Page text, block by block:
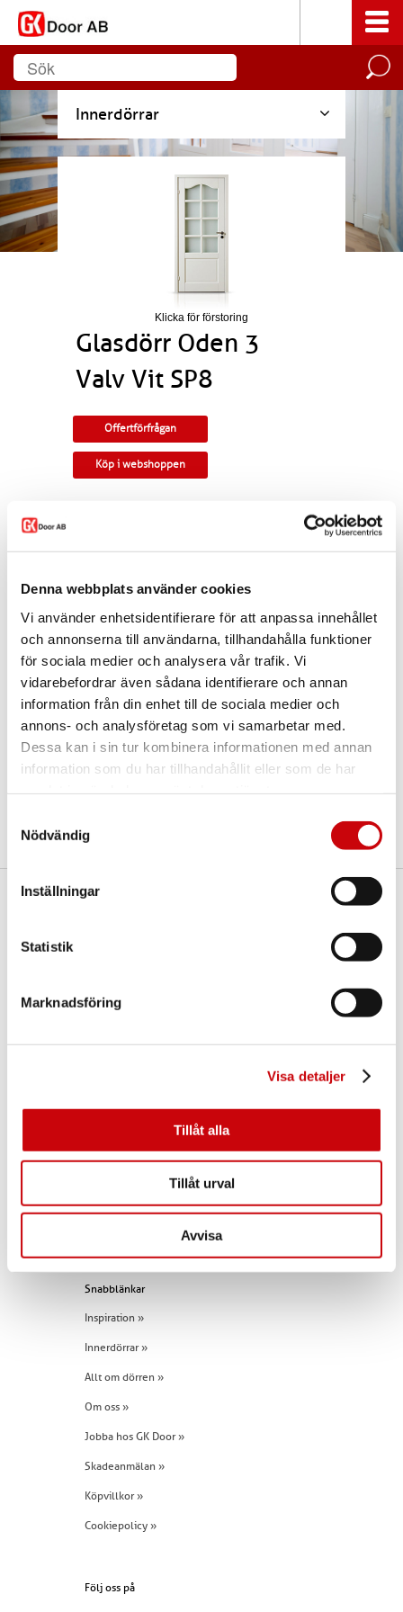
Denna webbplats använder cookies
Vi använder enhetsidentifierare för att anpassa innehållet
och annonserna till användarna, tillhandahålla funktioner
för sociala medier och analysera vår trafik. Vi
vidarebefordrar även sådana identifierare och annan
information från din enhet till de sociala medier och
annons- och analysföretag som vi samarbetar med.
Dessa kan i sin tur kombinera informationen med annan
information som du har tillhandahållit eller som de har
Nödvändig
Inställningar
Statistik
Marknadsföring
Visa detaljer
Tillåt alla
Tillåt urval
Avvisa
Innerdörrar
Klicka för förstoring
Glasdörr Oden 3
Valv Vit SP8
Offertförfrågan
Köp i webshoppen
kulörer. Som standard ingår snap-in gångjärn
standard, tappbärande gångjärn, valfri kulör,
egna idéer.Modellen finns som enkeldörr,
pardörr i lika eller olika delning, skjutdörr samt
parskjutdörr.
I offertförfrågan väljer dumått, ytbehandling,
Kontakta oss viamejlellertelefonom du har
några funderingar eller särskilda önskemål.
Dela
+46 (0)960 - 203 25
Snabblänkar
Inspiration »
Innerdörrar »
Allt om dörren »
Om oss »
Jobba hos GK Door »
Skadeanmälan »
Köpvillkor »
Cookiepolicy »
Följ oss på